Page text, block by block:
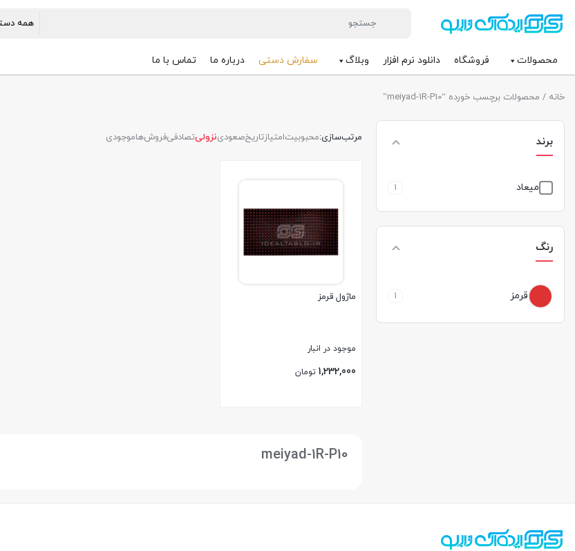
محصولات فروشگاه دانلود نرم افزار وبلاگ سفارش دستی درباره ما تماس با ما
خانه / محصولات برچسب خورده “meiyad-1R-P10”
برند
میعاد 1
رنگ
قرمز 1
مرتب‌سازی:محبوبیتامتیازتاریخصعودینزولیتصادفیفروش‌هاموجودی
ماژول قرمز
موجود در انبار
1,232,000 تومان
meiyad-1R-P10